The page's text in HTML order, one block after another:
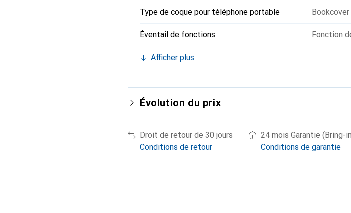
Type de coque pour téléphone portable Bookcover
Éventail de fonctions Fonction
Afficher plus
Évolution du prix
Droit de retour de 30 jours
Conditions de retour
24 mois Garantie (Bring-
Conditions de garantie